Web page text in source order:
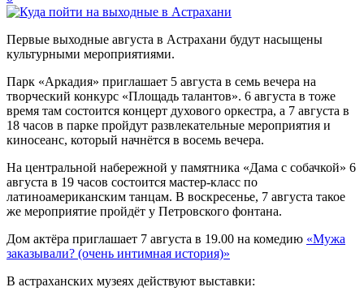
Первые выходные августа в Астрахани будут насыщены
культурными мероприятиями.
Парк «Аркадия» приглашает 5 августа в семь вечера на
творческий конкурс «Площадь талантов». 6 августа в тоже
время там состоится концерт духового оркестра, а 7 августа в
18 часов в парке пройдут развлекательные мероприятия и
киносеанс, который начнётся в восемь вечера.
На центральной набережной у памятника «Дама с собачкой» 6
августа в 19 часов состоится мастер-класс по
латиноамериканским танцам. В воскресенье, 7 августа такое
же мероприятие пройдёт у Петровского фонтана.
Дом актёра приглашает 7 августа в 19.00 на комедию «Мужа
заказывали? (очень интимная история)»
В астраханских музеях действуют выставки: